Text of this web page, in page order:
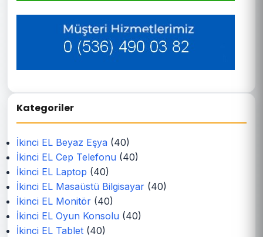
Kategoriler
İkinci EL Beyaz Eşya (40)
İkinci EL Cep Telefonu (40)
İkinci EL Laptop (40)
İkinci EL Masaüstü Bilgisayar (40)
İkinci EL Monitör (40)
İkinci EL Oyun Konsolu (40)
İkinci EL Tablet (40)